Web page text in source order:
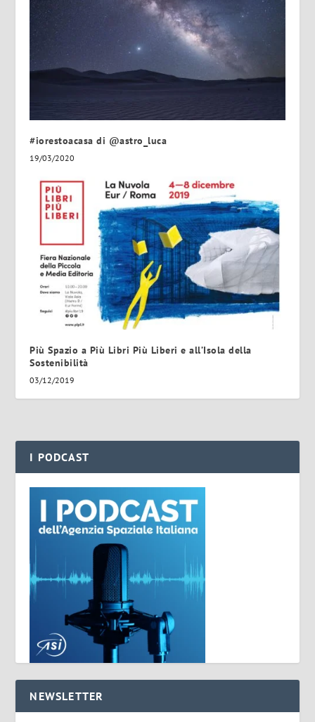
#iorestoacasa di @astro_luca
19/03/2020
Più Spazio a Più Libri Più Liberi e all’Isola della
Sostenibilità
03/12/2019
I PODCAST
NEWSLETTER